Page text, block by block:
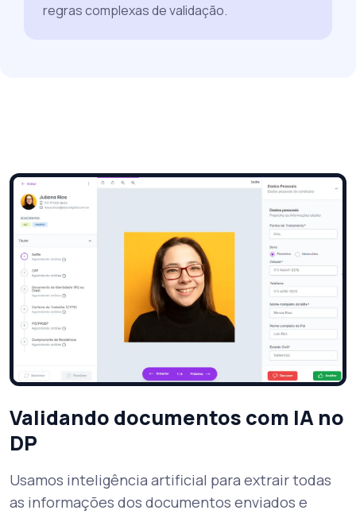
regras complexas de validação.
Validando documentos com IA no
DP
Usamos inteligência artificial para extrair todas
as informações dos documentos enviados e